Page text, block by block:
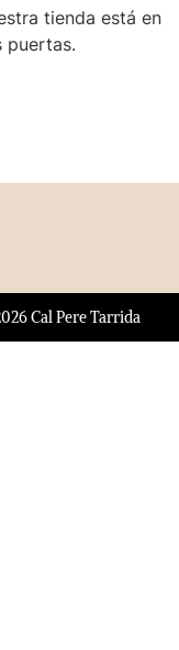
tienda está en
puertas.
Cal Pere Tarrida